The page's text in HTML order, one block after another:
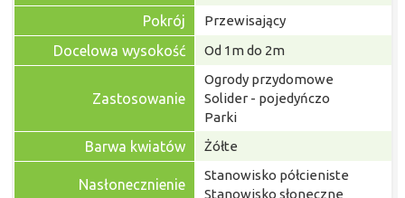
Pokrój Przewisający
Docelowa wysokość Od 1m do 2m
Zastosowanie
Ogrody przydomowe
Solider - pojedyńczo
Parki
Barwa kwiatów Żółte
Nasłonecznienie
Stanowisko półcieniste
Stanowisko słoneczne